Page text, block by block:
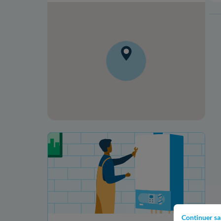
Continuer
Votre projet de rénovation